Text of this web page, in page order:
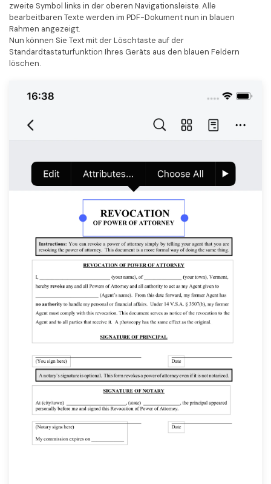
zweite Symbol links in der oberen Navigationsleiste. Alle
bearbeitbaren Texte werden im PDF-Dokument nun in blauen
Rahmen angezeigt.
Nun können Sie Text mit der Löschtaste auf der
Standardtastaturfunktion Ihres Geräts aus den blauen Feldern
löschen.